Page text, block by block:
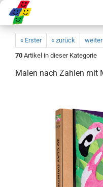
« Erster « zurück weiter
70 Artikel in dieser Kategorie
Malen nach Zahlen mit